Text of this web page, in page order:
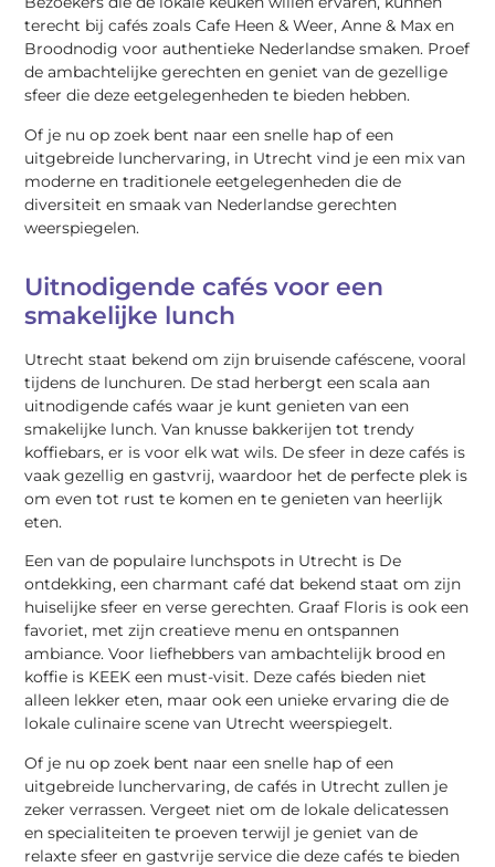
terecht bij cafés zoals Cafe Heen & Weer, Anne & Max en
Broodnodig voor authentieke Nederlandse smaken. Proef
de ambachtelijke gerechten en geniet van de gezellige
sfeer die deze eetgelegenheden te bieden hebben.
Of je nu op zoek bent naar een snelle hap of een
uitgebreide lunchervaring, in Utrecht vind je een mix van
moderne en traditionele eetgelegenheden die de
diversiteit en smaak van Nederlandse gerechten
weerspiegelen.
Uitnodigende cafés voor een
smakelijke lunch
Utrecht staat bekend om zijn bruisende caféscene, vooral
tijdens de lunchuren. De stad herbergt een scala aan
uitnodigende cafés waar je kunt genieten van een
smakelijke lunch. Van knusse bakkerijen tot trendy
koffiebars, er is voor elk wat wils. De sfeer in deze cafés is
vaak gezellig en gastvrij, waardoor het de perfecte plek is
om even tot rust te komen en te genieten van heerlijk
eten.
Een van de populaire lunchspots in Utrecht is De
ontdekking, een charmant café dat bekend staat om zijn
huiselijke sfeer en verse gerechten. Graaf Floris is ook een
favoriet, met zijn creatieve menu en ontspannen
ambiance. Voor liefhebbers van ambachtelijk brood en
koffie is KEEK een must-visit. Deze cafés bieden niet
alleen lekker eten, maar ook een unieke ervaring die de
lokale culinaire scene van Utrecht weerspiegelt.
Of je nu op zoek bent naar een snelle hap of een
uitgebreide lunchervaring, de cafés in Utrecht zullen je
zeker verrassen. Vergeet niet om de lokale delicatessen
en specialiteiten te proeven terwijl je geniet van de
relaxte sfeer en gastvrije service die deze cafés te bieden